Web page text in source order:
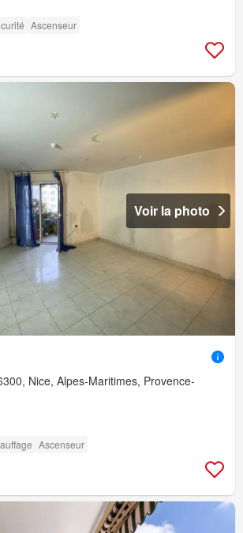
Ascenseur
Voir la photo
Nice, Alpes-Maritimes, Provence-
Ascenseur